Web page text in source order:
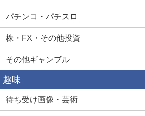
パチンコ・パチスロ
株・FX・その他投資
その他ギャンブル
趣味
待ち受け画像・芸術